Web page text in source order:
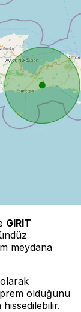
GIRIT
meydana
olarak
olduğunu